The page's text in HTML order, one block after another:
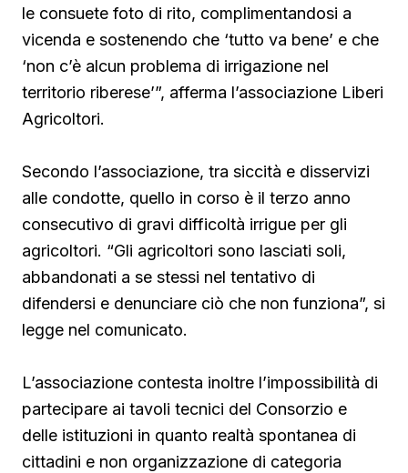
le consuete foto di rito, complimentandosi a
vicenda e sostenendo che ‘tutto va bene’ e che
‘non c’è alcun problema di irrigazione nel
territorio riberese’”, afferma l’associazione Liberi
Agricoltori.
Secondo l’associazione, tra siccità e disservizi
alle condotte, quello in corso è il terzo anno
consecutivo di gravi difficoltà irrigue per gli
agricoltori. “Gli agricoltori sono lasciati soli,
abbandonati a se stessi nel tentativo di
difendersi e denunciare ciò che non funziona”, si
legge nel comunicato.
L’associazione contesta inoltre l’impossibilità di
partecipare ai tavoli tecnici del Consorzio e
delle istituzioni in quanto realtà spontanea di
cittadini e non organizzazione di categoria